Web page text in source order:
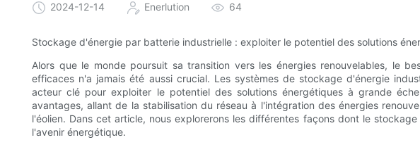
2024-12-14 Enerlution 64
Stockage d'énergie par batterie industrielle : exploiter le potentiel des solutions
Alors que le monde poursuit sa transition vers les énergies renouvelables, le
efficaces n'a jamais été aussi crucial. Les systèmes de stockage d'énergie
acteur clé pour exploiter le potentiel des solutions énergétiques à grande
avantages, allant de la stabilisation du réseau à l'intégration des énergies
l'éolien. Dans cet article, nous explorerons les différentes façons dont le
l'avenir énergétique.